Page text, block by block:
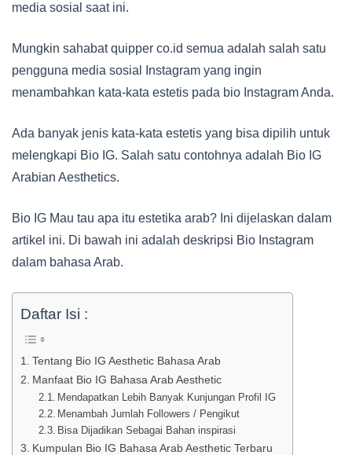
media sosial saat ini.
Mungkin sahabat quipper co.id semua adalah salah satu
pengguna media sosial Instagram yang ingin
menambahkan kata-kata estetis pada bio Instagram Anda.
Ada banyak jenis kata-kata estetis yang bisa dipilih untuk
melengkapi Bio IG. Salah satu contohnya adalah Bio IG
Arabian Aesthetics.
Bio IG Mau tau apa itu estetika arab? Ini dijelaskan dalam
artikel ini. Di bawah ini adalah deskripsi Bio Instagram
dalam bahasa Arab.
Daftar Isi :
Tentang Bio IG Aesthetic Bahasa Arab
Manfaat Bio IG Bahasa Arab Aesthetic
Mendapatkan Lebih Banyak Kunjungan Profil IG
Menambah Jumlah Followers / Pengikut
Bisa Dijadikan Sebagai Bahan inspirasi
Kumpulan Bio IG Bahasa Arab Aesthetic Terbaru